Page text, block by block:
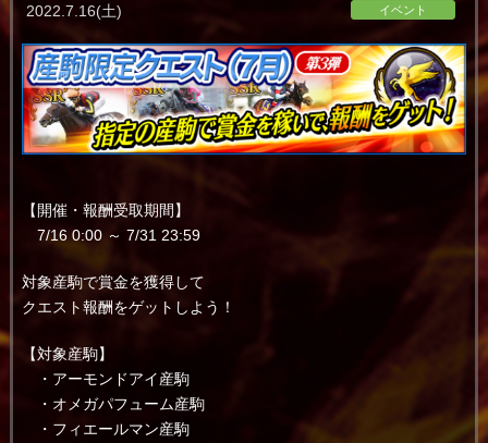
イベント
2022.7.16(土)
【開催・報酬受取期間】
7/16 0:00 ～ 7/31 23:59
対象産駒で賞金を獲得して
クエスト報酬をゲットしよう！
【対象産駒】
・アーモンドアイ産駒
・オメガパフューム産駒
・フィエールマン産駒